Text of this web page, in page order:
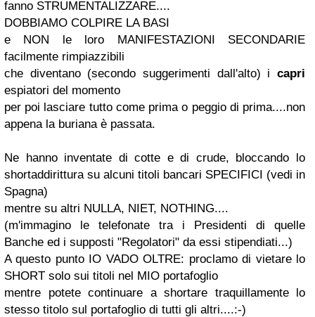
fanno STRUMENTALIZZARE....
DOBBIAMO COLPIRE LA BASI
e NON le loro MANIFESTAZIONI SECONDARIE
facilmente rimpiazzibili
che diventano (secondo suggerimenti dall'alto) i capri
espiatori del momento
per poi lasciare tutto come prima o peggio di prima....non
appena la buriana è passata.
Ne hanno inventate di cotte e di crude, bloccando lo
shortaddirittura su alcuni titoli bancari SPECIFICI (vedi in
Spagna)
mentre su altri NULLA, NIET, NOTHING....
(m'immagino le telefonate tra i Presidenti di quelle
Banche ed i supposti "Regolatori" da essi stipendiati...)
A questo punto IO VADO OLTRE: proclamo di vietare lo
SHORT solo sui titoli nel MIO portafoglio
mentre potete continuare a shortare traquillamente lo
stesso titolo sul portafoglio di tutti gli altri....:-)